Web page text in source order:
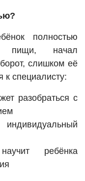
полностью
пищи, начал
слишком её
к специалисту:
разобраться с
ребёнка